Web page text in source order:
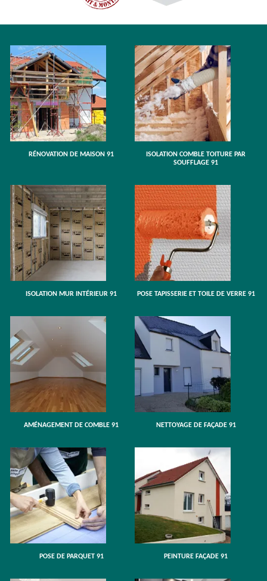
RÉNOVATION DE MAISON 91
ISOLATION COMBLE TOITURE PAR
SOUFFLAGE 91
ISOLATION MUR INTÉRIEUR 91 POSE TAPISSERIE ET TOILE DE VERRE 91
AMÉNAGEMENT DE COMBLE 91 NETTOYAGE DE FAÇADE 91
POSE DE PARQUET 91 PEINTURE FAÇADE 91